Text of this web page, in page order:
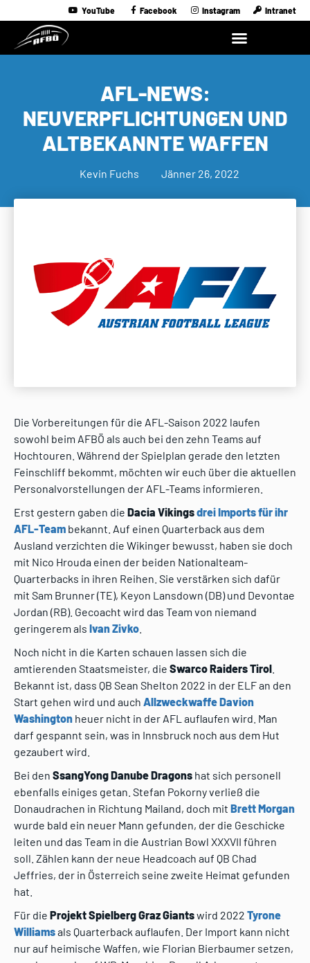
YouTube Facebook Instagram Intranet
AFL-NEWS:
NEUVERPFLICHTUNGEN UND
ALTBEKANNTE WAFFEN
Kevin Fuchs Jänner 26, 2022
Die Vorbereitungen für die AFL-Saison 2022 laufen
sowohl beim AFBÖ als auch bei den zehn Teams auf
Hochtouren. Während der Spielplan gerade den letzten
Feinschliff bekommt, möchten wir euch über die aktuellen
Personalvorstellungen der AFL-Teams informieren.
Erst gestern gaben die Dacia Vikingsdrei Imports für ihr
AFL-Team bekannt. Auf einen Quarterback aus dem
Ausland verzichten die Wikinger bewusst, haben sie doch
mit Nico Hrouda einen der beiden Nationalteam-
Quarterbacks in ihren Reihen. Sie verstärken sich dafür
mit Sam Brunner (TE), Keyon Lansdown (DB) und Devontae
Jordan (RB). Gecoacht wird das Team von niemand
geringerem als Ivan Zivko
Noch nicht in die Karten schauen lassen sich die
amtierenden Staatsmeister, die Swarco Raiders Tirol
Bekannt ist, dass QB Sean Shelton 2022 in der ELF an den
Start gehen wird und auch Allzweckwaffe Davion
Washington heuer nicht in der AFL auflaufen wird. Man
darf gespannt sein, was in Innsbruck noch aus dem Hut
gezaubert wird.
Bei den SsangYong Danube Dragons hat sich personell
ebenfalls einiges getan. Stefan Pokorny verließ die
Donaudrachen in Richtung Mailand, doch mit Brett Morgan
wurde bald ein neuer Mann gefunden, der die Geschicke
leiten und das Team in die Austrian Bowl XXXVII führen
soll. Zählen kann der neue Headcoach auf QB Chad
Jeffries, der in Österreich seine zweite Heimat gefunden
hat.
Für die Projekt Spielberg Graz Giantswird 2022 Tyrone
Williamsals Quarterback auflaufen. Der Import kann nicht
nur auf heimische Waffen, wie Florian Bierbaumer setzen,